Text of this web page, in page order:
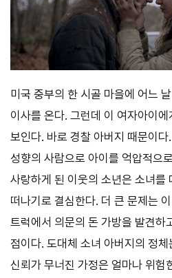
미국 중부의 한 시골 마을에 어느
이사를 온다. 그런데 이 여자아이
보인다. 바로 경찰 아버지 때문이
성향의 사람으로 아이를 억압적으
사랑하게 된 이웃의 소년은 소녀를
떠나기로 결심한다. 더 큰 문제는
트럭에서 의문의 돈 가방을 발견하
점이다. 도대체 소녀 아버지의 정
신뢰가 무너진 가정은 얼마나 위험